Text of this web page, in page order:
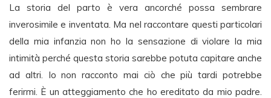
La storia del parto è vera ancorché possa sembrare
inverosimile e inventata. Ma nel raccontare questi particolari
della mia infanzia non ho la sensazione di violare la mia
intimità perché questa storia sarebbe potuta capitare anche
ad altri. Io non racconto mai ciò che più tardi potrebbe
ferirmi. È un atteggiamento che ho ereditato da mio padre.